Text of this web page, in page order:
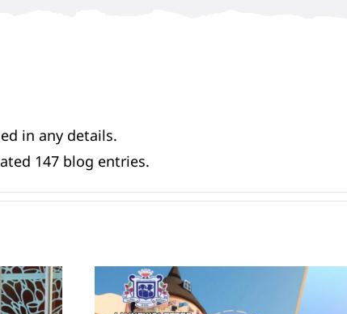
in any details.
147 blog entries.